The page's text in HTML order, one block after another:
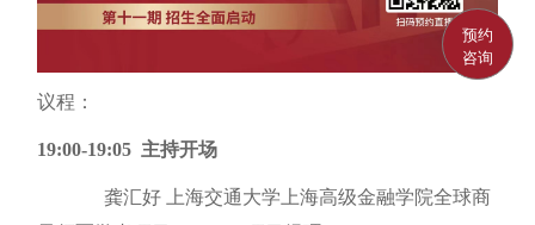
议程：
19:00-19:05 主持开场
龚汇好 上海交通大学上海高级金融学院全球商
预约
咨询